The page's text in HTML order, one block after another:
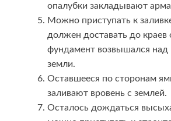
опалубки закладывают
Можно приступать к
должен доставать до краев
фундамент возвышался над
земли.
Оставшееся по сторонам
заливают вровень с землей.
Осталось дождаться